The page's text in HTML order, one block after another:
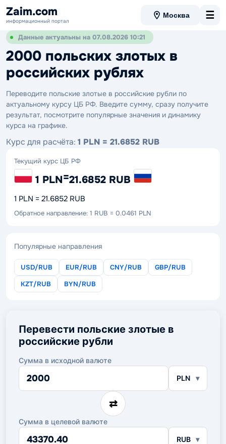
Zaim.com
информационный портал
Москва ☰
Данные актуальны на 07.08.2026 10:21
2000 польских злотых в
российских рублях
Переводите польские злотые в российские рубли по
актуальному курсу ЦБ РФ. Введите сумму, сразу получите
результат, посмотрите популярные значения и динамику
курса на графике.
Курс для расчёта: 1 PLN = 21.6852 RUB
Текущий курс ЦБ РФ
1 PLN=21.6852 RUB
1 PLN = 21.6852 RUB
Обратное направление: 1 RUB = 0.0461 PLN
Популярные направления
USD/RUB EUR/RUB CNY/RUB
GBP/RUB
KZT/RUB
BYN/RUB
Перевести польские злотые в
российские рубли
Сумма в исходной валюте
Сумма
исходной
PLN
⇄
Сумма в целевой валюте
Сумма
RUB